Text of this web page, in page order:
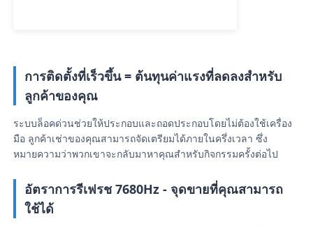
จอแสดงผล LED ผนังวิดีโอ
หน้าจอแสดงผล LED
ให้เช่าจอ LED
การติดตั้งที่เร็วขึ้น = ต้นทุนค่าแรงที่ลดลงสำหรับ
ลูกค้าของคุณ
ระบบล็อคด่วนช่วยให้ประกอบและถอดประกอบโดยไม่ต้องใช้เครื่อง
มือ ลูกค้าเช่าของคุณสามารถจัดเตรียมได้ภายในครึ่งเวลา ซึ่ง
หมายความว่าพวกเขาจะกลับมาหาคุณสำหรับกิจกรรมครั้งต่อไป
อัตราการรีเฟรช 7680Hz - จุดขายที่คุณสามารถ
ใช้ได้